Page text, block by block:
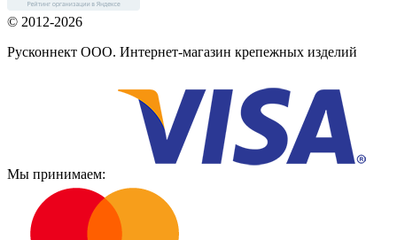
© 2012-2026
Русконнект ООО. Интернет-магазин крепежных изделий
Мы принимаем: